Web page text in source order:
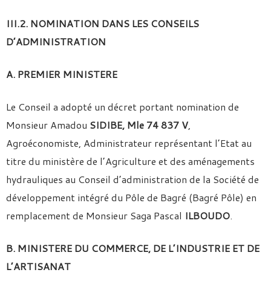
III.2. NOMINATION DANS LES CONSEILS
D’ADMINISTRATION
A. PREMIER MINISTERE
Le Conseil a adopté un décret portant nomination de
Monsieur Amadou SIDIBE, Mle 74 837 V,
Agroéconomiste, Administrateur représentant l’Etat au
titre du ministère de l’Agriculture et des aménagements
hydrauliques au Conseil d’administration de la Société de
développement intégré du Pôle de Bagré (Bagré Pôle) en
remplacement de Monsieur Saga Pascal ILBOUDO.
B. MINISTERE DU COMMERCE, DE L’INDUSTRIE ET DE
L’ARTISANAT